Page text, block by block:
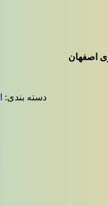
اصفهان
دسته بندی: